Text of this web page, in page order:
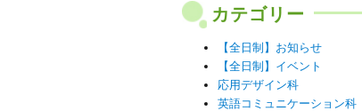
カテゴリー
【全日制】お知らせ
【全日制】イベント
応用デザイン科
英語コミュニケーション科